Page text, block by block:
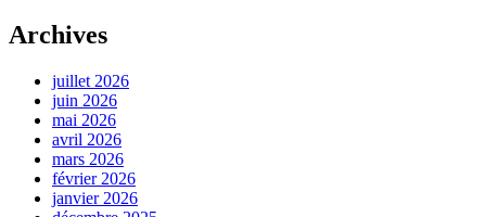
Archives
juillet 2026
juin 2026
mai 2026
avril 2026
mars 2026
février 2026
janvier 2026